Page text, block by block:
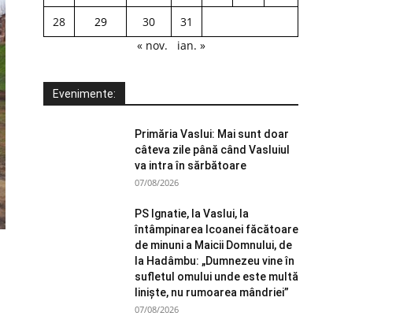
28
29 30
31
« nov.
ian. »
Evenimente:
Primăria Vaslui: Mai sunt doar
câteva zile până când Vasluiul
va intra în sărbătoare
07/08/2026
PS Ignatie, la Vaslui, la
întâmpinarea Icoanei făcătoare
de minuni a Maicii Domnului, de
la Hadâmbu: „Dumnezeu vine în
sufletul omului unde este multă
liniște, nu rumoarea mândriei”
07/08/2026